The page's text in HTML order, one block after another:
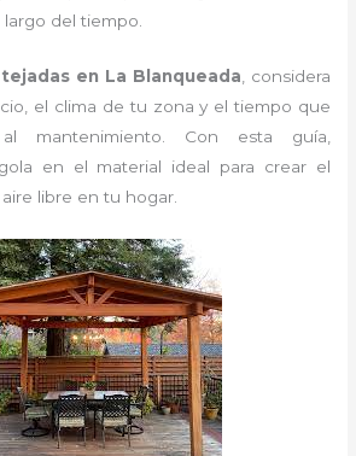
del tiempo.
en La Blanqueada, considera
el clima de tu zona y el tiempo que
mantenimiento. Con esta guía,
en el material ideal para crear el
libre en tu hogar.